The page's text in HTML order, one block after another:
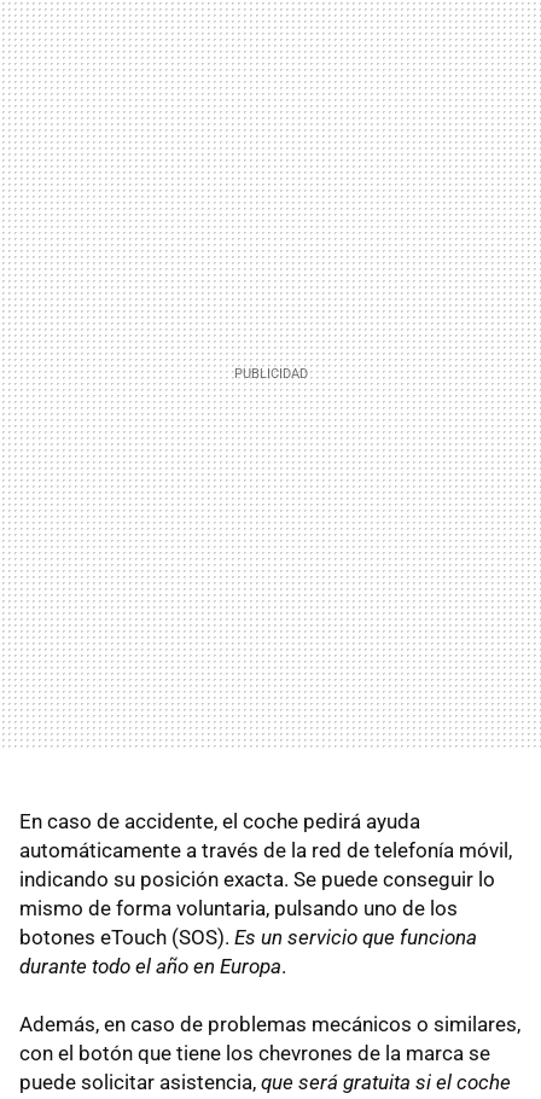
En caso de accidente, el coche pedirá ayuda
automáticamente a través de la red de telefonía móvil,
indicando su posición exacta. Se puede conseguir lo
mismo de forma voluntaria, pulsando uno de los
botones eTouch (SOS). Es un servicio que funciona
durante todo el año en Europa.
Además, en caso de problemas mecánicos o similares,
con el botón que tiene los chevrones de la marca se
puede solicitar asistencia, que será gratuita si el coche